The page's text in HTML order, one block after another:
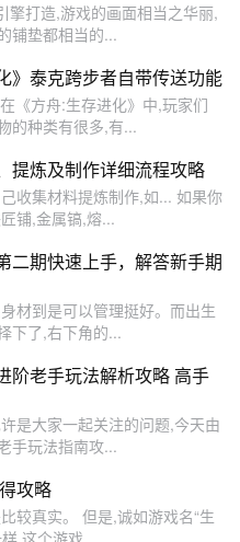
擎打造,游戏的画面相当之华丽,
铺垫都相当的...
》泰克跨步者自带传送功能
《方舟:生存进化》中,玩家们
的种类有很多,有...
提炼及制作详细流程攻略
收集材料提炼制作,如... 如果你
铺,金属镐,熔...
二期快速上手，解答新手期
材到是可以管理挺好。而出生
下了,右下角的...
阶老手玩法解析攻略 高手
是大家一起关注的问题,今天由
手玩法指南攻...
攻略
较真实。 但是,诚如游戏名“生